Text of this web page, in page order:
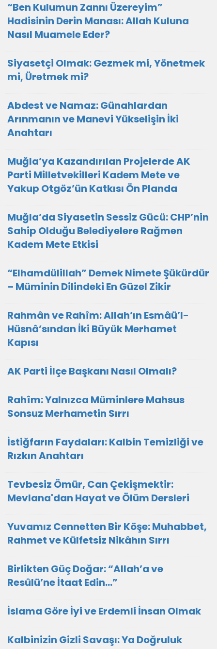
“Ben Kulumun Zannı Üzereyim”
Hadisinin Derin Manası: Allah Kuluna
Nasıl Muamele Eder?
Siyasetçi Olmak: Gezmek mi, Yönetmek
mi, Üretmek mi?
Abdest ve Namaz: Günahlardan
Arınmanın ve Manevi Yükselişin İki
Anahtarı
Muğla’ya Kazandırılan Projelerde AK
Parti Milletvekilleri Kadem Mete ve
Yakup Otgöz’ün Katkısı Ön Planda
Muğla’da Siyasetin Sessiz Gücü: CHP’nin
Sahip Olduğu Belediyelere Rağmen
Kadem Mete Etkisi
“Elhamdülillah” Demek Nimete Şükürdür
– Müminin Dilindeki En Güzel Zikir
Rahmân ve Rahîm: Allah’ın Esmâü’l-
Hüsnâ’sından İki Büyük Merhamet
Kapısı
AK Parti İlçe Başkanı Nasıl Olmalı?
Rahîm: Yalnızca Müminlere Mahsus
Sonsuz Merhametin Sırrı
İstiğfarın Faydaları: Kalbin Temizliği ve
Rızkın Anahtarı
Tevbesiz Ömür, Can Çekişmektir:
Mevlana'dan Hayat ve Ölüm Dersleri
Yuvamız Cennetten Bir Köşe: Muhabbet,
Rahmet ve Külfetsiz Nikâhın Sırrı
Birlikten Güç Doğar: “Allah’a ve
Resûlü’ne İtaat Edin…”
İslama Göre İyi ve Erdemli İnsan Olmak
Kalbinizin Gizli Savaşı: Ya Doğruluk